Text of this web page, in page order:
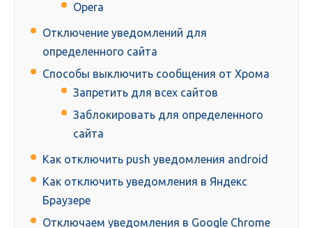
Opera
Отключение уведомлений для
определенного сайта
Способы выключить сообщения от Хрома
Запретить для всех сайтов
Заблокировать для определенного
сайта
Как отключить push уведомления android
Как отключить уведомления в Яндекс
Браузере
Отключаем уведомления в Google Chrome